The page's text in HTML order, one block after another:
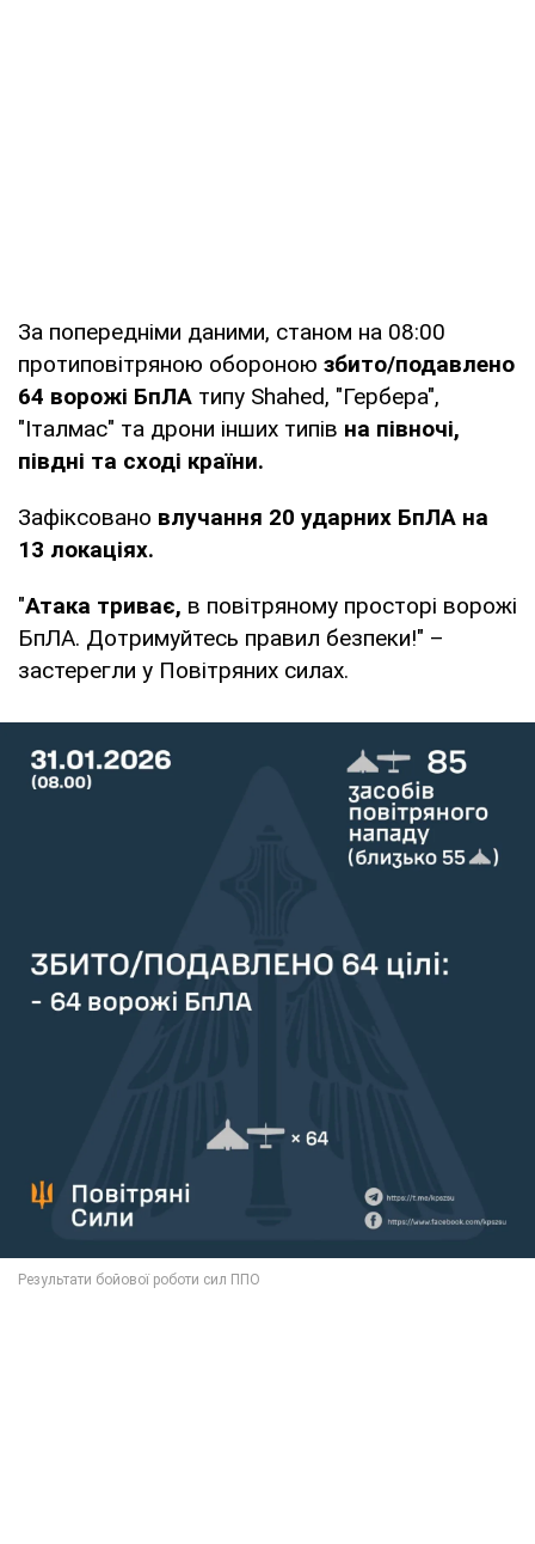
За попередніми даними, станом на 08:00
протиповітряною обороною збито/подавлено
64 ворожі БпЛА типу Shahed, "Гербера",
"Італмас" та дрони інших типів на півночі,
півдні та сході країни.
Зафіксовано влучання 20 ударних БпЛА на
13 локаціях.
"Атака триває, в повітряному просторі ворожі
БпЛА. Дотримуйтесь правил безпеки!" –
застерегли у Повітряних силах.